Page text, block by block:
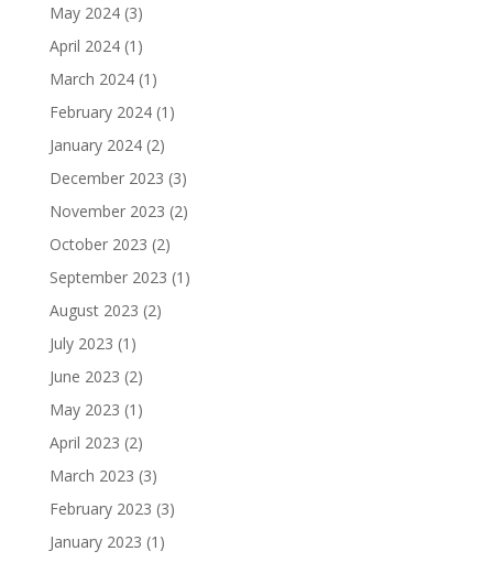
May 2024(3)
April 2024(1)
March 2024(1)
February 2024(1)
January 2024(2)
December 2023 (3)
November 2023 (2)
October 2023 (2)
September 2023 (1)
August 2023 (2)
July 2023 (1)
June 2023 (2)
May 2023 (1)
April 2023 (2)
March 2023 (3)
February 2023 (3)
January 2023 (1)